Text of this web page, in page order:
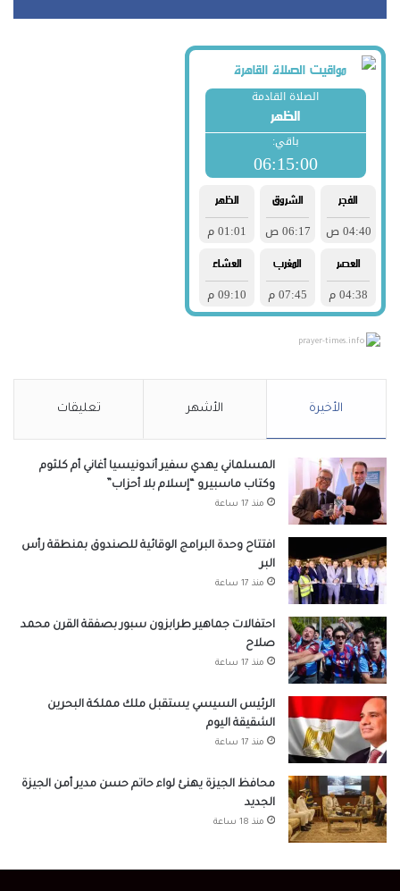
prayer-times.info
الأخيرة الأشهر تعليقات
المسلماني يهدي سفير أندونيسيا أغاني أم كلثوم
وكتاب ماسبيرو “إسلام بلا أحزاب”
منذ 17 ساعة
افتتاح وحدة البرامج الوقائية للصندوق بمنطقة رأس
البر
منذ 17 ساعة
احتفالات جماهير طرابزون سبور بصفقة القرن محمد
صلاح
منذ 17 ساعة
الرئيس السيسي يستقبل ملك مملكة البحرين
الشقيقة اليوم
منذ 17 ساعة
محافظ الجيزة يهنئ لواء حاتم حسن مدير أمن الجيزة
الجديد
منذ 18 ساعة